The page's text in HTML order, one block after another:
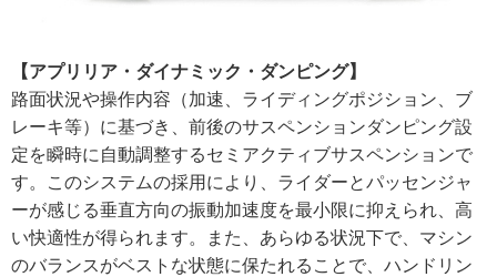
【アプリリア・ダイナミック・ダンピング】
路面状況や操作内容（加速、ライディングポジション、ブ
レーキ等）に基づき、前後のサスペンションダンピング設
定を瞬時に自動調整するセミアクティブサスペンションで
す。このシステムの採用により、ライダーとパッセンジャ
ーが感じる垂直方向の振動加速度を最小限に抑えられ、高
い快適性が得られます。また、あらゆる状況下で、マシン
のバランスがベストな状態に保たれることで、ハンドリン